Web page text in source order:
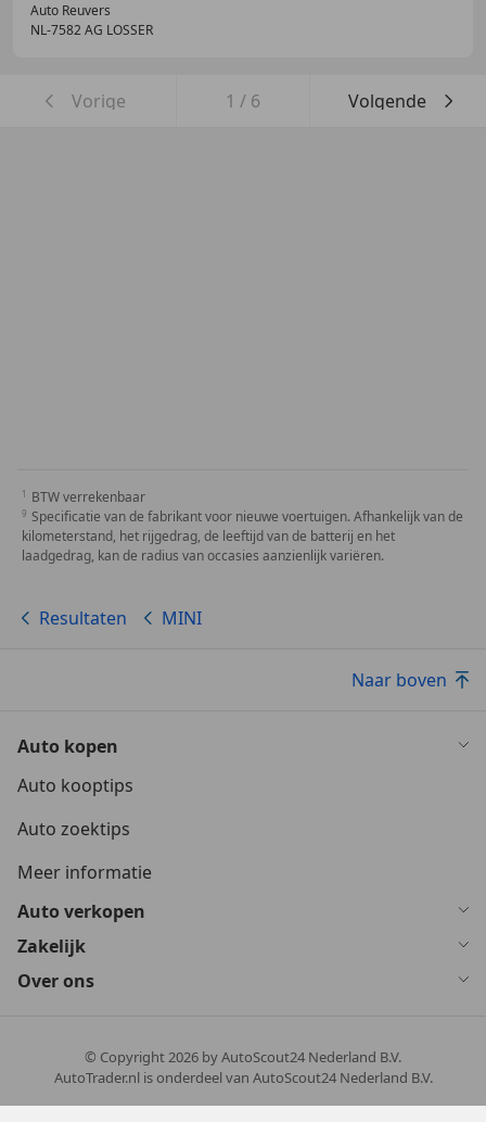
Auto Reuvers
NL-7582 AG LOSSER
Vorige 1 / 6 Volgende
BTW verrekenbaar
Specificatie van de fabrikant voor nieuwe voertuigen. Afhankelijk van de
kilometerstand, het rijgedrag, de leeftijd van de batterij en het
laadgedrag, kan de radius van occasies aanzienlijk variëren.
Resultaten MINI
Naar boven
Auto kopen
Auto kooptips
Auto zoektips
Meer informatie
Auto verkopen
Zakelijk
Over ons
© Copyright 2026 by AutoScout24 Nederland B.V.
AutoTrader.nl is onderdeel van AutoScout24 Nederland B.V.